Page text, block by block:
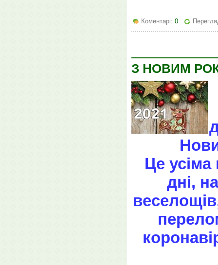
Коментарі: 0
З НОВИМ
Це усіма
дні,